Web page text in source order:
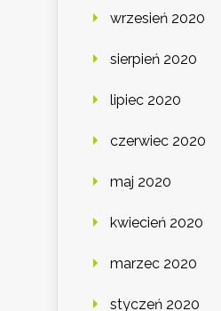
wrzesień 2020
sierpień 2020
lipiec 2020
czerwiec 2020
maj 2020
kwiecień 2020
marzec 2020
styczeń 2020